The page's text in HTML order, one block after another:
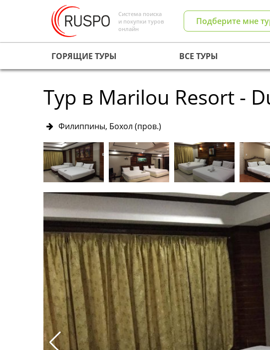
Система поиска
и покупки туров
онлайн
Подберите мне
ГОРЯЩИЕ ТУРЫ ВСЕ ТУРЫ
Тур в Marilou Resort -
Филиппины, Бохол (пров.)